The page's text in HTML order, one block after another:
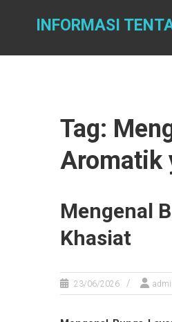
INFORMASI
Tag:
Aromatik
Mengenal
Khasiat
23/06/2026